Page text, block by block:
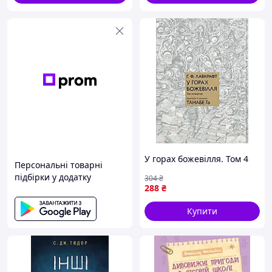
Персональні товарні
підбірки у додатку
У горах божевілля. Том 4
288 ₴
304₴
Купити